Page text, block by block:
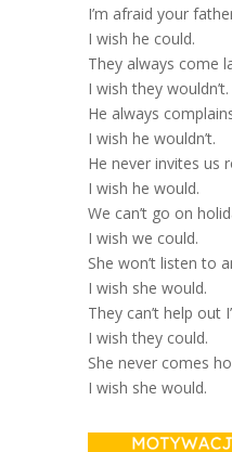
I’m afraid your
I wish he could.
They always come
I wish they wouldn’t.
He always
I wish he wouldn’t.
He never invites us
I wish he would.
We can’t go on
I wish we could.
She won’t listen to
I wish she would.
They can’t help out
I wish they could.
She never comes
I wish she would.